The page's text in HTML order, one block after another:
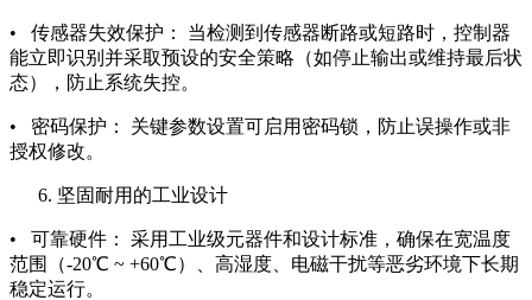
• 传感器失效保护： 当检测到传感器断路或短路时，控制器
能立即识别并采取预设的安全策略（如停止输出或维持最后状
态），防止系统失控。
• 密码保护： 关键参数设置可启用密码锁，防止误操作或非
授权修改。
坚固耐用的工业设计
• 可靠硬件： 采用工业级元器件和设计标准，确保在宽温度
范围（-20℃ ~ +60℃）、高湿度、电磁干扰等恶劣环境下长期
稳定运行。